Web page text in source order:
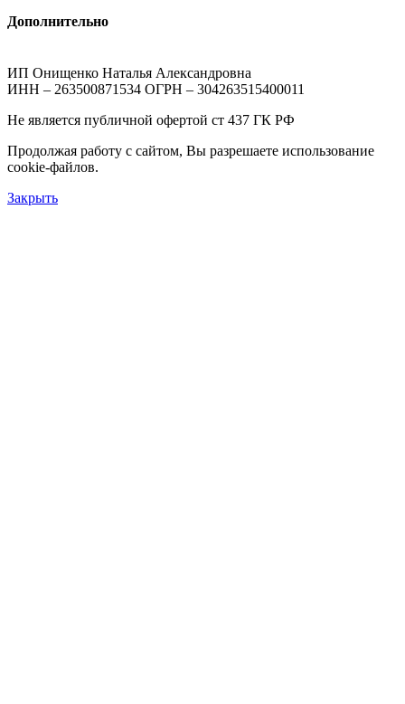
Дополнительно
ИП Онищенко Наталья Александровна
ИНН – 263500871534 ОГРН – 304263515400011
Не является публичной офертой ст 437 ГК РФ
Продолжая работу с сайтом, Вы разрешаете использование
cookie-файлов.
Закрыть